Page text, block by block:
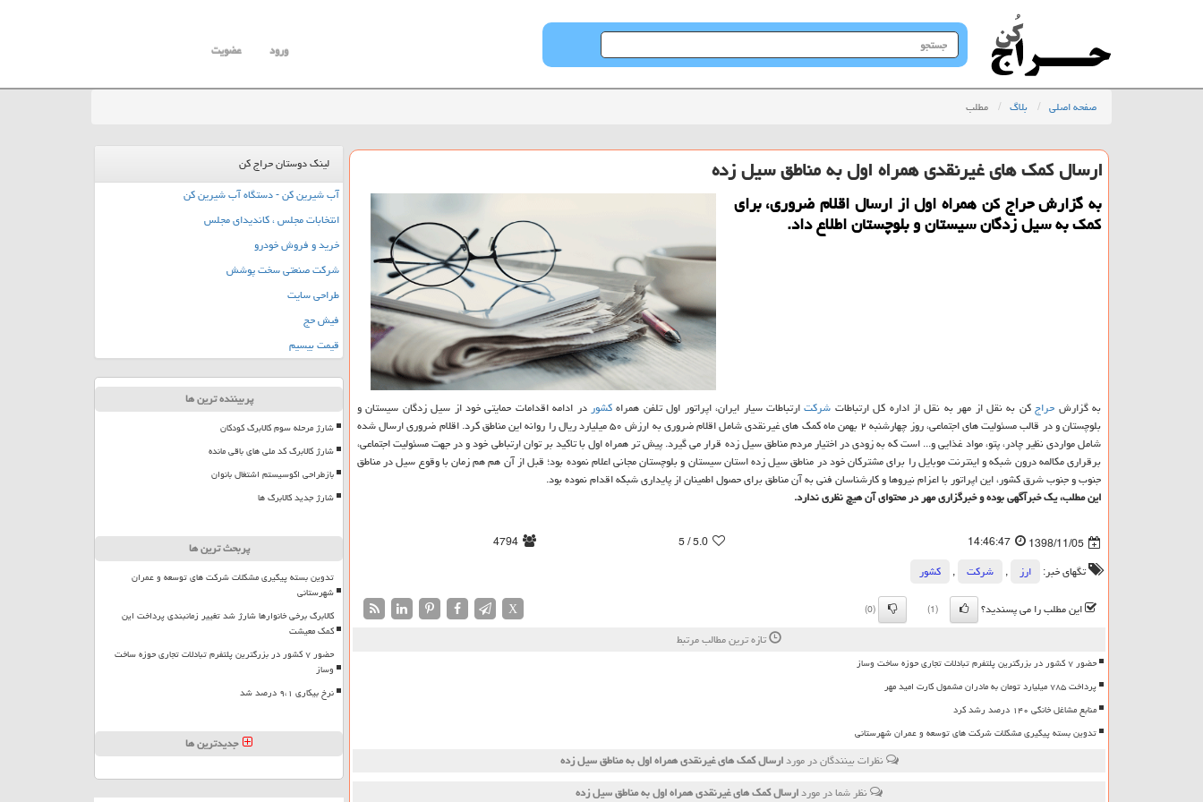
جستجو
در
ورود عضویت
صفحه اصلی بلاگ مطلب
ارسال كمك های غیرنقدی همراه اول به مناطق سیل زده
به گزارش حراج كن همراه اول از ارسال اقلام ضروری، برای
كمك به سیل زدگان سیستان و بلوچستان اطلاع داد.
به گزارش حراجكن به نقل از مهر به نقل از اداره كل ارتباطات شركتارتباطات سیار ایران، اپراتور اول تلفن همراهكشوردر ادامه اقدامات حمایتی خود از سیل زدگان سیستان و
بلوچستان و در قالب مسئولیت های اجتماعی، روز چهارشنبه ۲ بهمن ماه كمك های غیرنقدی شامل اقلام ضروری به ارزش ۵۰ میلیارد ریال را روانه این مناطق كرد. اقلام ضروری ارسال شده
شامل مواردی نظیر چادر، پتو، مواد غذایی و... است كه به زودی در اختیار مردم مناطق سیل زده قرار می گیرد. پیش تر همراه اول با تاكید بر توان ارتباطی خود و در جهت مسئولیت اجتماعی،
برقراری مكالمه درون شبكه و اینترنت موبایل را برای مشتركان خود در مناطق سیل زده استان سیستان و بلوچستان مجانی اعلام نموده بود؛ قبل از آن هم هم زمان با وقوع سیل در مناطق
جنوب و جنوب شرق كشور، این اپراتور با اعزام نیروها و كارشناسان فنی به آن مناطق برای حصول اطمینان از پایداری شبكه اقدام نموده بود.
این مطلب، یك خبرآگهی بوده و خبرگزاری مهر در محتوای آن هیچ نظری ندارد.
1398/11/05
14:46:47
5.0
/ 5
4794
تگهای خبر:
ارز , شركت ,
كشور
این مطلب را می پسندید؟
(1)
(0)
X
تازه ترین مطالب مرتبط
حضور ۷ کشور در بزرگترین پلتفرم تبادلات تجاری حوزه ساخت وساز
پرداخت ۷۸۵ میلیارد تومان به مادران مشمول کارت امید مهر
منابع مشاغل خانگی ۱۴۰ درصد رشد کرد
تدوین بسته پیگیری مشکلات شرکت های توسعه و عمران شهرستانی
نظرات بینندگان در موردارسال كمك های غیرنقدی همراه اول به مناطق سیل زده
نظر شما در موردارسال كمك های غیرنقدی همراه اول به مناطق سیل زده
لینک دوستان حراج کن
آب شیرین کن - دستگاه آب شیرین کن
انتخابات مجلس ، کاندیدای مجلس
خرید و فروش خودرو
شرکت صنعتی سخت پوشش
طراحی سایت
فیش حج
قیمت بیسیم
پربیننده ترین ها
شارژ مرحله سوم کالابرگ کودکان
شارژ کالابرگ کد ملی های باقی مانده
بازطراحی اکوسیستم اشتغال بانوان
شارژ جدید کالابرگ ها
پربحث ترین ها
تدوین بسته پیگیری مشکلات شرکت های توسعه و عمران
شهرستانی
کالابرگ برخی خانوارها شارژ شد تغییر زمانبندی پرداخت این
کمک معیشت
حضور ۷ کشور در بزرگترین پلتفرم تبادلات تجاری حوزه ساخت
وساز
نرخ بیکاری ۹،۱ درصد شد
جدیدترین ها